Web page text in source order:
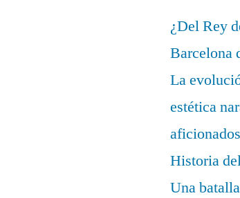
¿Del Rey
Barcelona
La
estética
aficionados
Historia
Una